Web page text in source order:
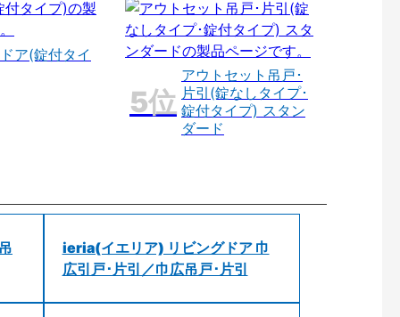
ア(錠付タイ
アウトセット吊戸･
片引(錠なしタイプ･
錠付タイプ) スタン
ダード
ieria(イエリア) リビングドア 巾
広引戸･片引／巾広吊戸･片引